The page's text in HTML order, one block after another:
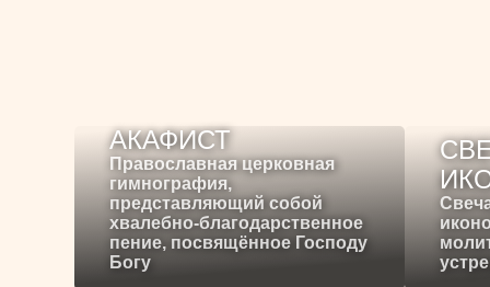
АКАФИСТ
Православная церковная
гимнография,
представляющий собой
хвалебно-благодарственное
пение, посвящённое Господу
Богу